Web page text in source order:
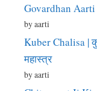
Govardhan Aarti
by aarti
Kuber Chalisa |
महास्त्र
by aarti